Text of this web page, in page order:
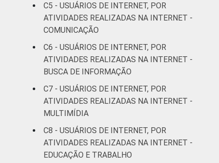
De 35 a 44
anos
67
De 45 a 59
anos
63
ou mais
47
Renda
Familiar
Até 1 SM
Mais de 1
SM até 2 SM
64
C5 - USUÁRIOS DE INTERNET, POR
ATIVIDADES REALIZADAS NA INTERNET -
COMUNICAÇÃO
C6 - USUÁRIOS DE INTERNET, POR
ATIVIDADES REALIZADAS NA INTERNET -
BUSCA DE INFORMAÇÃO
C7 - USUÁRIOS DE INTERNET, POR
ATIVIDADES REALIZADAS NA INTERNET -
MULTIMÍDIA
C8 - USUÁRIOS DE INTERNET, POR
ATIVIDADES REALIZADAS NA INTERNET -
EDUCAÇÃO E TRABALHO